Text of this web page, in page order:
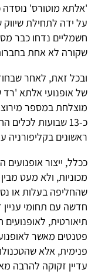
על ידה לתחילת שיווק
חשמליים נדחו כבר
שקורה לא אחת
ובכל זאת, לאחר
של אופנועי אלתא
מוצלחת במספר
כ-13 שבועות
ראשונים
ככלל, ייצור
מכוניות, ולא מעט
שהחליפה בעלות או
חדשה עם תחומי עניין
תיאורטית,
פטנטים מאשר
פנימית, אלא
עדיין זקוקה להרבה